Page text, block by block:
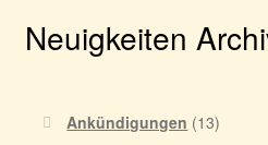
Neuigkeiten
Ankündigungen (13)